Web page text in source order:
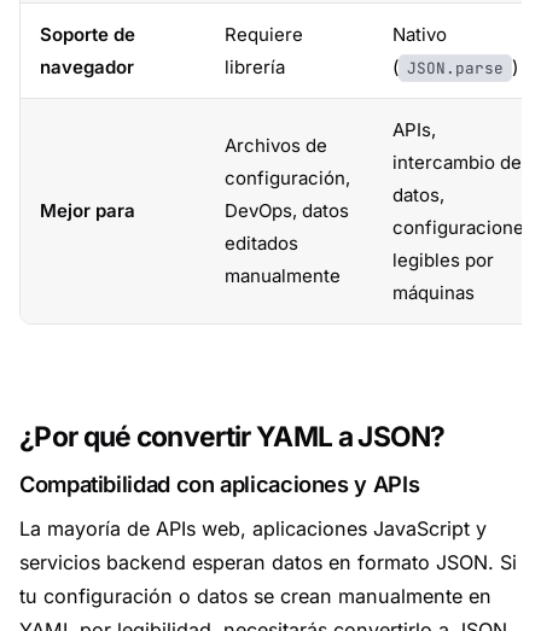
Soporte de
navegador
Requiere
librería
Nativo
( JSON.parse )
Mejor para
Archivos de
configuración,
DevOps, datos
editados
manualmente
APIs,
intercambio de
datos,
configuraciones
legibles por
máquinas
¿Por qué convertir YAML a JSON?
Compatibilidad con aplicaciones y APIs
La mayoría de APIs web, aplicaciones JavaScript y
servicios backend esperan datos en formato JSON. Si
tu configuración o datos se crean manualmente en